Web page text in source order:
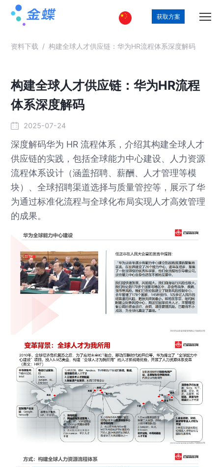
获取方案
资料下载 / 构建全球人才供应链：华为HR流程体系深度解码
构建全球人才供应链：华为HR流程
体系深度解码
2025-07-24
深度解码华为 HR 流程体系，介绍其构建全球人才
供应链的实践，包括全球能力中心建设、人力资源
流程体系设计（涵盖招聘、薪酬、人才管理等模
块）、全球招聘渠道选择与质量管控等，展示了华
为通过标准化流程与全球化布局实现人才高效管理
的成果。